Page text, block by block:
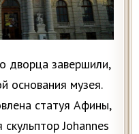
дворца завершили,
основания музея.
статуя Афины,
Johannes